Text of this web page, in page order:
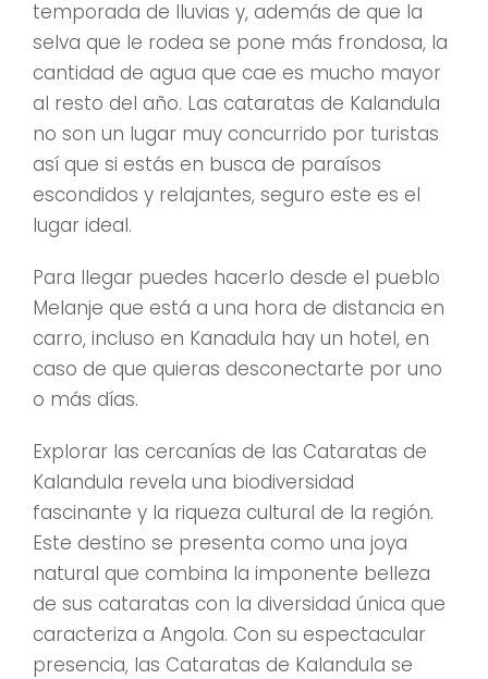
temporada de lluvias y, además de que la
selva que le rodea se pone más frondosa, la
cantidad de agua que cae es mucho mayor
al resto del año. Las cataratas de Kalandula
no son un lugar muy concurrido por turistas
así que si estás en busca de paraísos
escondidos y relajantes, seguro este es el
lugar ideal.
Para llegar puedes hacerlo desde el pueblo
Melanje que está a una hora de distancia en
carro, incluso en Kanadula hay un hotel, en
caso de que quieras desconectarte por uno
o más días.
Explorar las cercanías de las Cataratas de
Kalandula revela una biodiversidad
fascinante y la riqueza cultural de la región.
Este destino se presenta como una joya
natural que combina la imponente belleza
de sus cataratas con la diversidad única que
caracteriza a Angola. Con su espectacular
presencia, las Cataratas de Kalandula se